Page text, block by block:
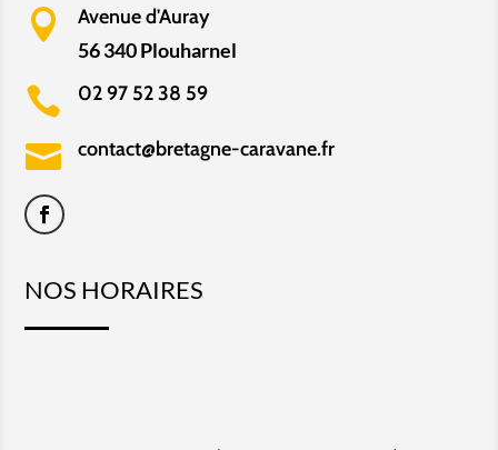

Avenue d'Auray
56 340 Plouharnel
 02 97 52 38 59
 contact@bretagne-caravane.fr
NOS HORAIRES